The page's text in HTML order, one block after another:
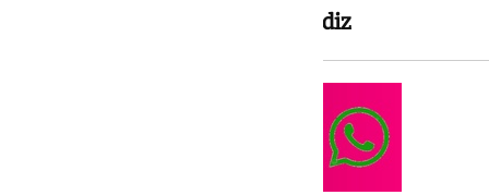
en Andalucía, dos de ellos en Cádiz